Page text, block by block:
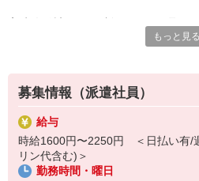
身体も心もお財布にも、ゆとりを持
・施設見回り
・買い物の代行
・消毒や整理整頓
・生活相談/お話し相手
・必要に応じた生活介助 など
利用者さんは自立度の高い方が多め。
もっと見る
募集情報（派遣社員）
給与
時給1600円〜2250円 ＜日払い有/
リン代含む)＞
勤務時間・曜日